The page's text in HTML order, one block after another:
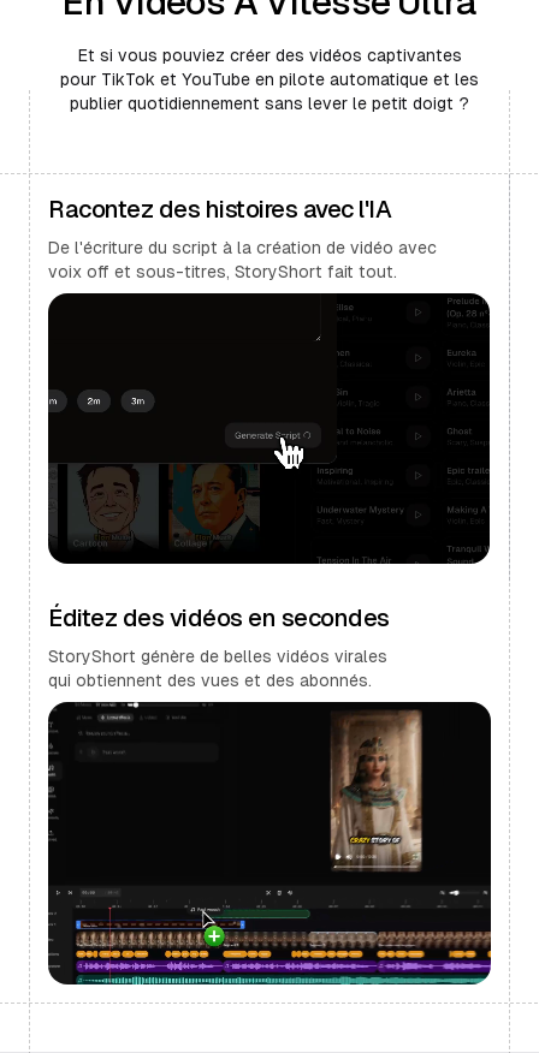
Et si vous pouviez créer des vidéos captivantes
pour TikTok et YouTube en pilote automatique et les
publier quotidiennement sans lever le petit doigt ?
Racontez des histoires avec l'IA
De l'écriture du script à la création de vidéo avec
voix off et sous-titres, StoryShort fait tout.
Éditez des vidéos en secondes
StoryShort génère de belles vidéos virales
qui obtiennent des vues et des abonnés.